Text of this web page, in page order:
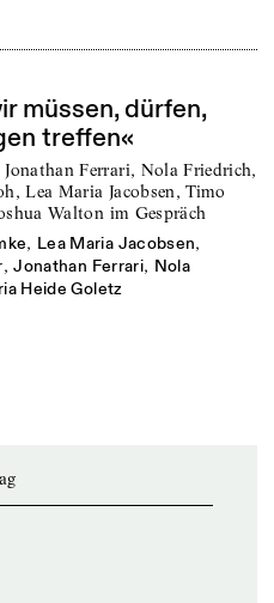
müssen, dürfen,
treffen«
Ferrari, Nola Friedrich,
Lea Maria Jacobsen, Timo
Walton im Gespräch
, Lea Maria Jacobsen,
,Jonathan Ferrari, Nola
Heide Goletz